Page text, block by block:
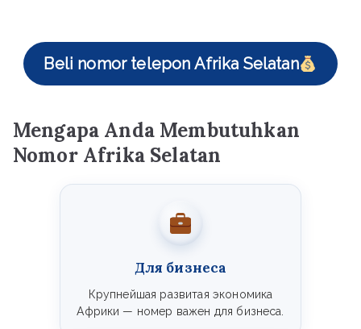
Beli nomor telepon Afrika Selatan
Mengapa Anda Membutuhkan
Nomor Afrika Selatan
Для бизнеса
Крупнейшая развитая экономика
Африки — номер важен для бизнеса.